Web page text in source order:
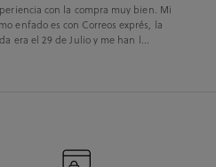
con la compra muy bien. Mi
enfado es con Correos exprés, la
era el 29 de Julio y me han l...